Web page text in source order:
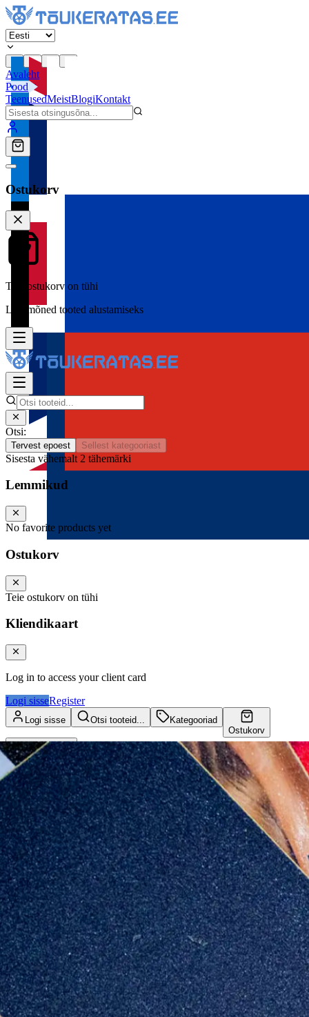
Avaleht
Pood
TeenusedMeistBlogiKontakt
Ostukorv
Teie ostukorv on tühi
Lisa mõned tooted alustamiseks
Otsi:
Tervest epoest Sellest kategooriast
Sisesta vähemalt 2 tähemärki
Lemmikud
No favorite products yet
Ostukorv
Teie ostukorv on tühi
Kliendikaart
Log in to access your client card
Logi sisseRegister
Logi sisse Otsi tooteid...
Kategooriad
Ostukorv
Kliendikaart